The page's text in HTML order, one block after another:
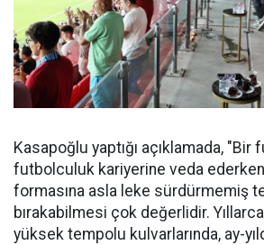
Kasapoğlu yaptığı açıklamada,
futbolculuk kariyerine veda ederken
formasına asla leke sürdürmemiş
bırakabilmesi çok değerlidir.
yüksek tempolu kulvarlarında, ay-